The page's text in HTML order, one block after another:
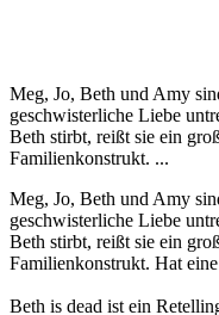
Meg, Jo, Beth und Amy
geschwisterliche Liebe
Beth stirbt, reißt sie ein
Familienkonstrukt. ...
Meg, Jo, Beth und Amy
geschwisterliche Liebe
Beth stirbt, reißt sie ein
Familienkonstrukt. Hat
Beth is dead ist ein